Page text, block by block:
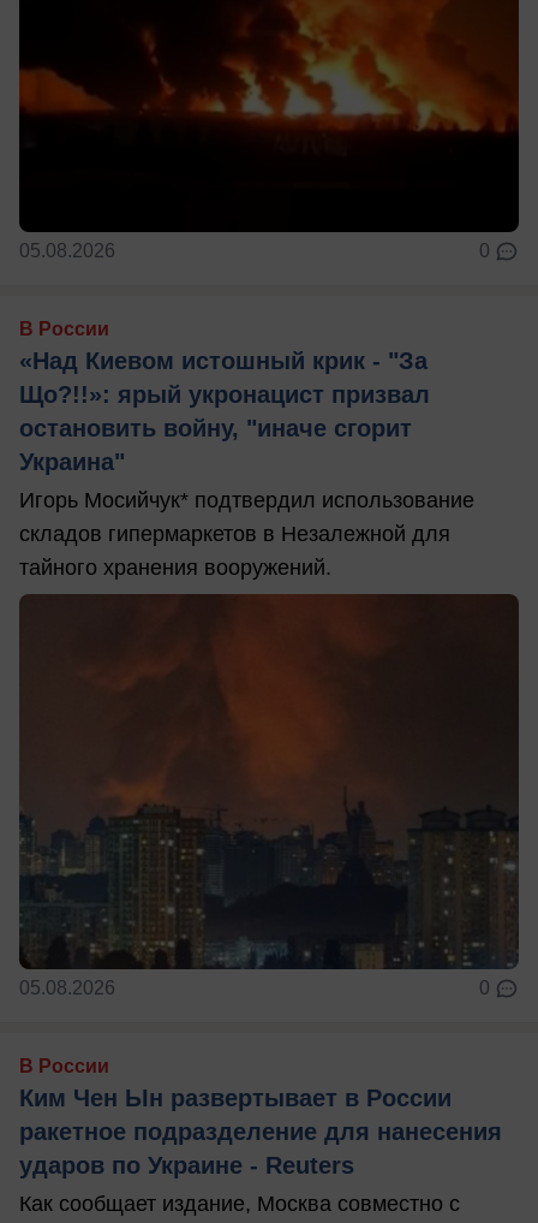
05.08.2026 0
В России
«Над Киевом истошный крик - "За
Що?!!»: ярый укронацист призвал
остановить войну, "иначе сгорит
Украина"
Игорь Мосийчук* подтвердил использование
складов гипермаркетов в Незалежной для
тайного хранения вооружений.
05.08.2026 0
В России
Ким Чен Ын развертывает в России
ракетное подразделение для нанесения
ударов по Украине - Reuters
Как сообщает издание, Москва совместно с